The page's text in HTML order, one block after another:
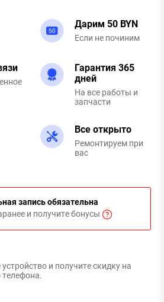
Дарим 50 BYN
Если не починим
Гарантия 365
дней
На все работы и
запчасти
Все открыто
Ремонтируем при
вас
запись обязательна
и получите бонусы
и получите скидку на
телефона.